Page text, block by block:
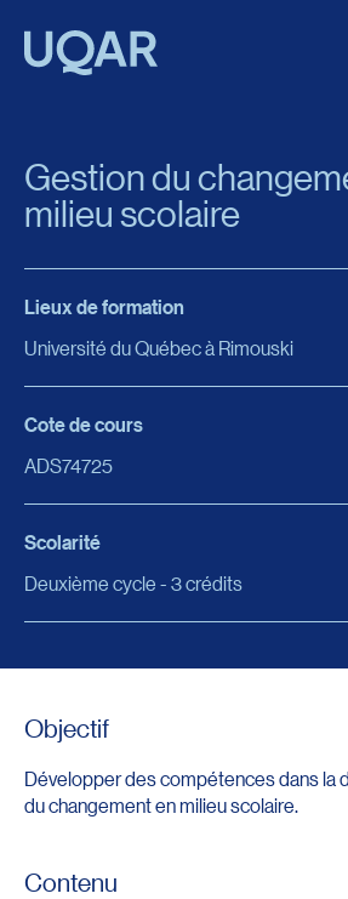
Taille du texte
Interlignage du texte
Espacement du texte
Gestion du
milieu scolaire
Lieux de formation
Université du Québec à Rimouski
Cote de cours
ADS74725
Scolarité
Deuxième cycle - 3 crédits
Objectif
Développer des compétences dans la
du changement en milieu scolaire.
Contenu